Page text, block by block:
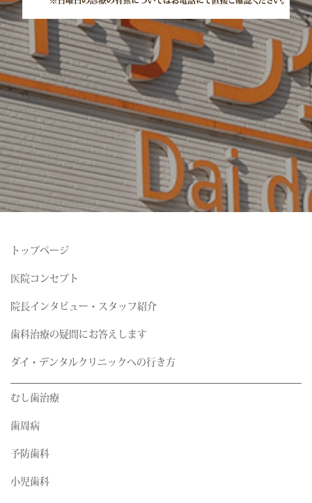
トップページ
医院コンセプト
院長インタビュー・スタッフ紹介
歯科治療の疑問にお答えします
ダイ・デンタルクリニックへの行き方
むし歯治療
歯周病
予防歯科
小児歯科